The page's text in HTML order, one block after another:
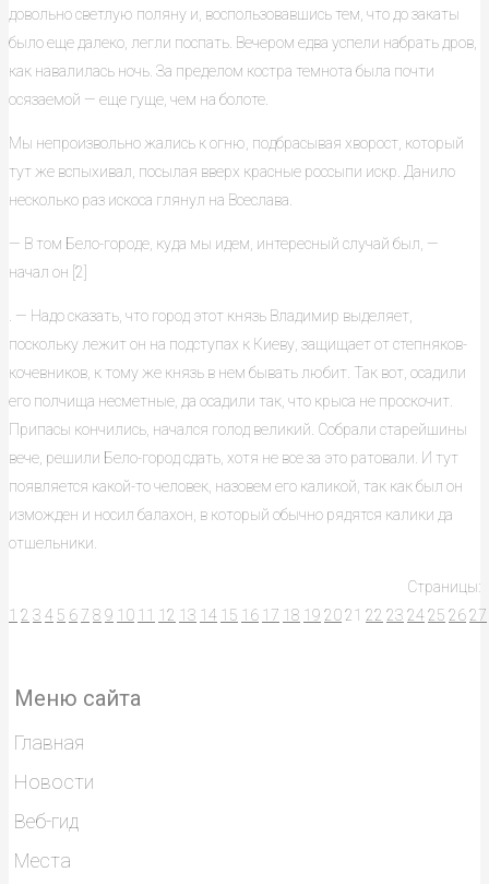
довольно светлую поляну и, воспользовавшись тем, что до закаты
было еще далеко, легли поспать. Вечером едва успели набрать дров,
как навалилась ночь. За пределом костра темнота была почти
осязаемой — еще гуще, чем на болоте.
Мы непроизвольно жались к огню, подбрасывая хворост, который
тут же вспыхивал, посылая вверх красные россыпи искр. Данило
несколько раз искоса глянул на Всеслава.
— В том Бело-городе, куда мы идем, интересный случай был, —
начал он [2]
. — Надо сказать, что город этот князь Владимир выделяет,
поскольку лежит он на подступах к Киеву, защищает от степняков-
кочевников, к тому же князь в нем бывать любит. Так вот, осадили
его полчища несметные, да осадили так, что крыса не проскочит.
Припасы кончились, начался голод великий. Собрали старейшины
вече, решили Бело-город сдать, хотя не все за это ратовали. И тут
появляется какой-то человек, назовем его каликой, так как был он
изможден и носил балахон, в который обычно рядятся калики да
отшельники.
Страницы:
1 2 3 4 5 6 7 8 9 10 11 12 13 14 15 16 17 18 19 2021 22 23 24 25 2627
Меню сайта
Главная
Новости
Веб-гид
Места